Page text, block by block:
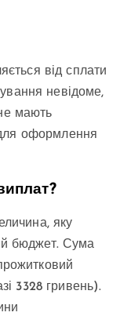
від сплати
невідоме,
мають
оформлення
яку
бюджет. Сума
3328 гривень).